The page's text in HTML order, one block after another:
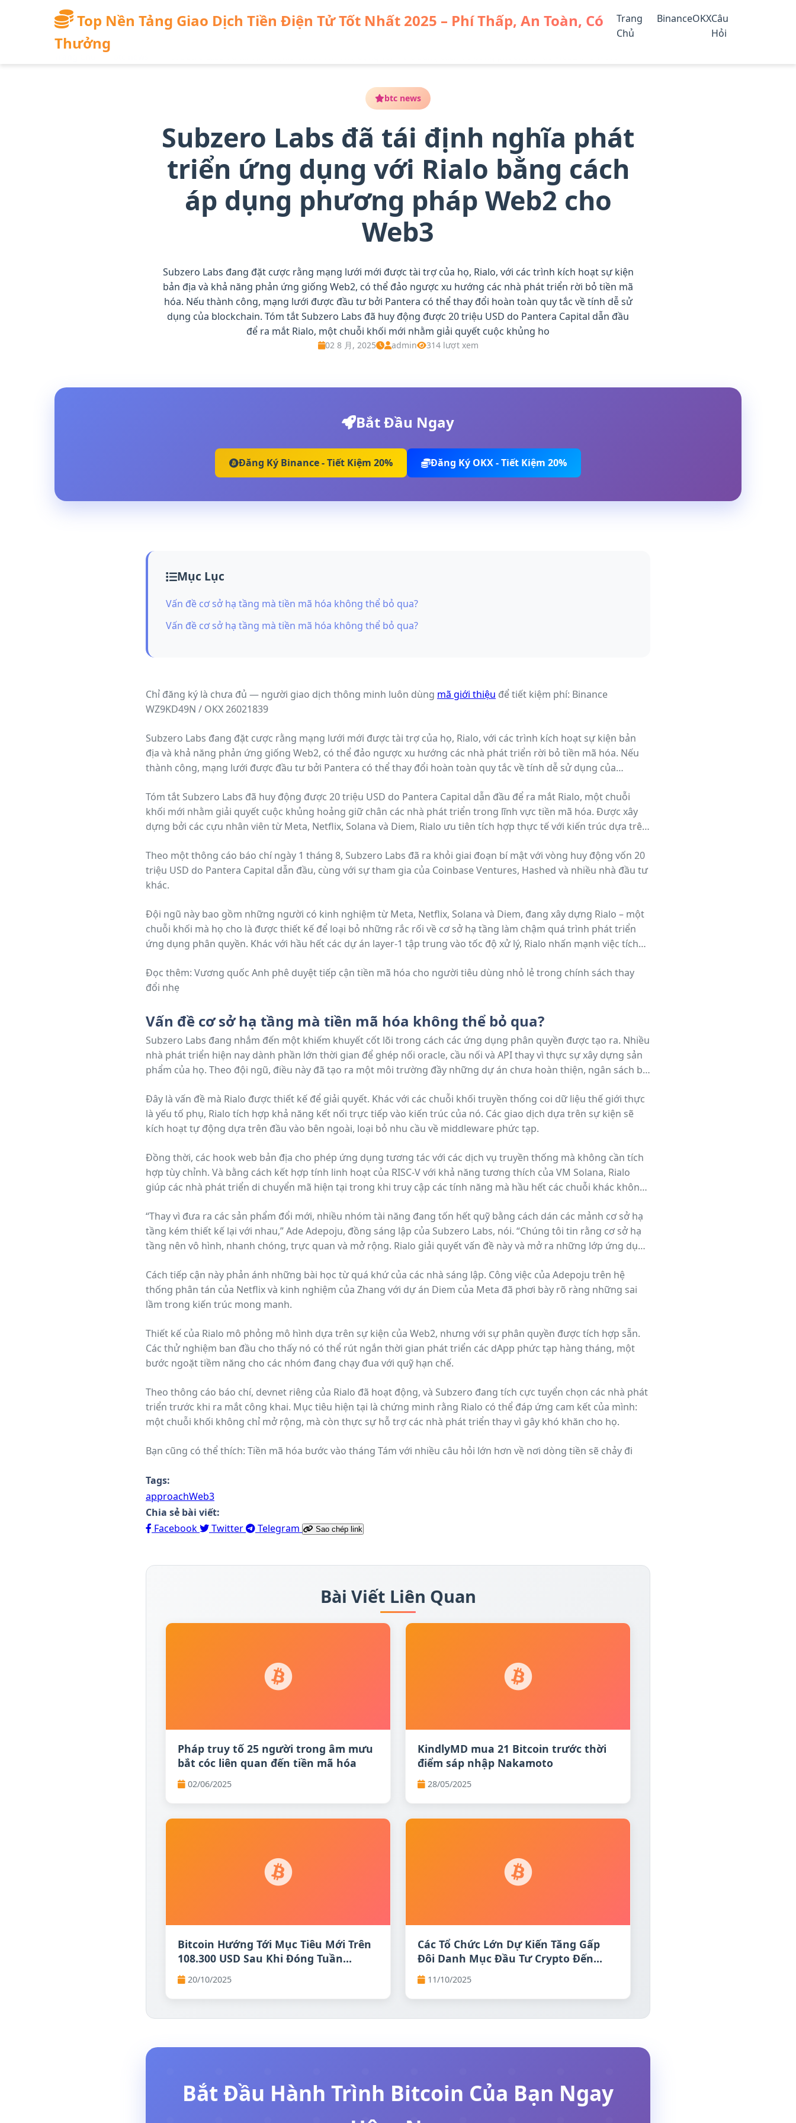
Top Nền Tảng Giao Dịch Tiền Điện Tử Tốt Nhất 2025 – Phí Thấp, An Toàn, Có
Thưởng
Trang
Chủ
BinanceOKXCâu
Hỏi
btc news
Subzero Labs đã tái định nghĩa phát
triển ứng dụng với Rialo bằng cách
áp dụng phương pháp Web2 cho
Web3
Subzero Labs đang đặt cược rằng mạng lưới mới được tài trợ của họ, Rialo, với các trình kích hoạt sự kiện
bản địa và khả năng phản ứng giống Web2, có thể đảo ngược xu hướng các nhà phát triển rời bỏ tiền mã
hóa. Nếu thành công, mạng lưới được đầu tư bởi Pantera có thể thay đổi hoàn toàn quy tắc về tính dễ sử
dụng của blockchain. Tóm tắt Subzero Labs đã huy động được 20 triệu USD do Pantera Capital dẫn đầu
để ra mắt Rialo, một chuỗi khối mới nhằm giải quyết cuộc khủng ho
02 8 月, 2025 admin 314 lượt xem
Bắt Đầu Ngay
Đăng Ký Binance - Tiết Kiệm 20% Đăng Ký OKX - Tiết Kiệm 20%
Mục Lục
Vấn đề cơ sở hạ tầng mà tiền mã hóa không thể bỏ qua?
Vấn đề cơ sở hạ tầng mà tiền mã hóa không thể bỏ qua?
Chỉ đăng ký là chưa đủ — người giao dịch thông minh luôn dùng mã giới thiệu để tiết kiệm phí: Binance
WZ9KD49N / OKX 26021839
Subzero Labs đang đặt cược rằng mạng lưới mới được tài trợ của họ, Rialo, với các trình kích hoạt sự kiện bản
địa và khả năng phản ứng giống Web2, có thể đảo ngược xu hướng các nhà phát triển rời bỏ tiền mã hóa. Nếu
thành công, mạng lưới được đầu tư bởi Pantera có thể thay đổi hoàn toàn quy tắc về tính dễ sử dụng của
Tóm tắt Subzero Labs đã huy động được 20 triệu USD do Pantera Capital dẫn đầu để ra mắt Rialo, một chuỗi
khối mới nhằm giải quyết cuộc khủng hoảng giữ chân các nhà phát triển trong lĩnh vực tiền mã hóa. Được xây
dựng bởi các cựu nhân viên từ Meta, Netflix, Solana và Diem, Rialo ưu tiên tích hợp thực tế với kiến trúc dựa trên
Theo một thông cáo báo chí ngày 1 tháng 8, Subzero Labs đã ra khỏi giai đoạn bí mật với vòng huy động vốn 20
triệu USD do Pantera Capital dẫn đầu, cùng với sự tham gia của Coinbase Ventures, Hashed và nhiều nhà đầu tư
khác.
Đội ngũ này bao gồm những người có kinh nghiệm từ Meta, Netflix, Solana và Diem, đang xây dựng Rialo – một
chuỗi khối mà họ cho là được thiết kế để loại bỏ những rắc rối về cơ sở hạ tầng làm chậm quá trình phát triển
ứng dụng phân quyền. Khác với hầu hết các dự án layer-1 tập trung vào tốc độ xử lý, Rialo nhấn mạnh việc tích
Đọc thêm: Vương quốc Anh phê duyệt tiếp cận tiền mã hóa cho người tiêu dùng nhỏ lẻ trong chính sách thay
đổi nhẹ
Vấn đề cơ sở hạ tầng mà tiền mã hóa không thể bỏ qua?
Subzero Labs đang nhắm đến một khiếm khuyết cốt lõi trong cách các ứng dụng phân quyền được tạo ra. Nhiều
nhà phát triển hiện nay dành phần lớn thời gian để ghép nối oracle, cầu nối và API thay vì thực sự xây dựng sản
phẩm của họ. Theo đội ngũ, điều này đã tạo ra một môi trường đầy những dự án chưa hoàn thiện, ngân sách bị
Đây là vấn đề mà Rialo được thiết kế để giải quyết. Khác với các chuỗi khối truyền thống coi dữ liệu thế giới thực
là yếu tố phụ, Rialo tích hợp khả năng kết nối trực tiếp vào kiến trúc của nó. Các giao dịch dựa trên sự kiện sẽ
kích hoạt tự động dựa trên đầu vào bên ngoài, loại bỏ nhu cầu về middleware phức tạp.
Đồng thời, các hook web bản địa cho phép ứng dụng tương tác với các dịch vụ truyền thống mà không cần tích
hợp tùy chỉnh. Và bằng cách kết hợp tính linh hoạt của RISC-V với khả năng tương thích của VM Solana, Rialo
giúp các nhà phát triển di chuyển mã hiện tại trong khi truy cập các tính năng mà hầu hết các chuỗi khác không
“Thay vì đưa ra các sản phẩm đổi mới, nhiều nhóm tài năng đang tốn hết quỹ bằng cách dán các mảnh cơ sở hạ
tầng kém thiết kế lại với nhau,” Ade Adepoju, đồng sáng lập của Subzero Labs, nói. “Chúng tôi tin rằng cơ sở hạ
tầng nên vô hình, nhanh chóng, trực quan và mở rộng. Rialo giải quyết vấn đề này và mở ra những lớp ứng dụng
Cách tiếp cận này phản ánh những bài học từ quá khứ của các nhà sáng lập. Công việc của Adepoju trên hệ
thống phân tán của Netflix và kinh nghiệm của Zhang với dự án Diem của Meta đã phơi bày rõ ràng những sai
lầm trong kiến trúc mong manh.
Thiết kế của Rialo mô phỏng mô hình dựa trên sự kiện của Web2, nhưng với sự phân quyền được tích hợp sẵn.
Các thử nghiệm ban đầu cho thấy nó có thể rút ngắn thời gian phát triển các dApp phức tạp hàng tháng, một
bước ngoặt tiềm năng cho các nhóm đang chạy đua với quỹ hạn chế.
Theo thông cáo báo chí, devnet riêng của Rialo đã hoạt động, và Subzero đang tích cực tuyển chọn các nhà phát
triển trước khi ra mắt công khai. Mục tiêu hiện tại là chứng minh rằng Rialo có thể đáp ứng cam kết của mình:
một chuỗi khối không chỉ mở rộng, mà còn thực sự hỗ trợ các nhà phát triển thay vì gây khó khăn cho họ.
Bạn cũng có thể thích: Tiền mã hóa bước vào tháng Tám với nhiều câu hỏi lớn hơn về nơi dòng tiền sẽ chảy đi
Tags:
approachWeb3
Chia sẻ bài viết:
Facebook
Twitter Telegram Sao chép link
Bài Viết Liên Quan
Pháp truy tố 25 người trong âm mưu
bắt cóc liên quan đến tiền mã hóa
02/06/2025
KindlyMD mua 21 Bitcoin trước thời
điểm sáp nhập Nakamoto
28/05/2025
Bitcoin Hướng Tới Mục Tiêu Mới Trên
108.300 USD Sau Khi Đóng Tuần
Thành Công
20/10/2025
Các Tổ Chức Lớn Dự Kiến Tăng Gấp
Đôi Danh Mục Đầu Tư Crypto Đến
Năm 2028
11/10/2025
Bắt Đầu Hành Trình Bitcoin Của Bạn Ngay